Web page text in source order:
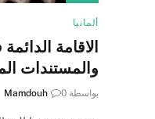
ألمانيا
الاقامة
والمستندات
بواسطة Mamdouh 0